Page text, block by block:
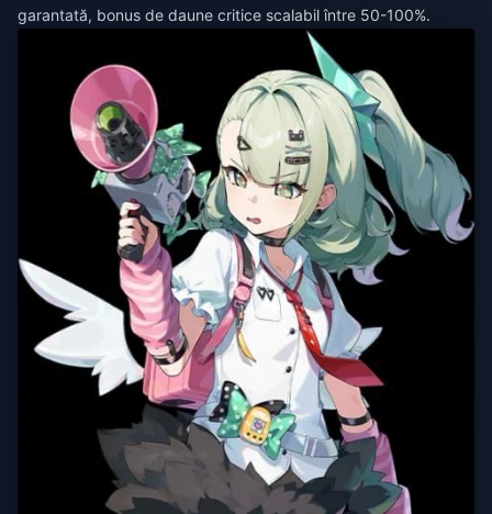
garantată, bonus de daune critice scalabil între 50-100%.